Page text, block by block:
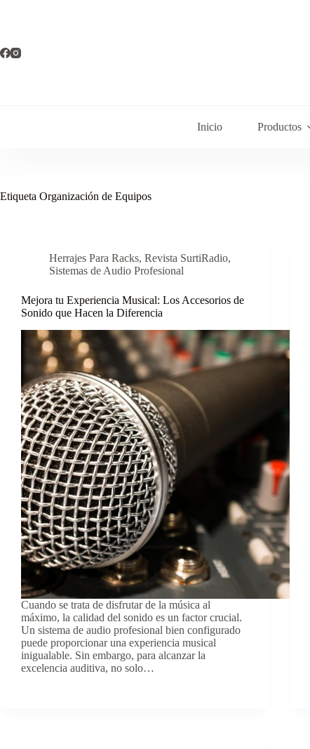
Inicio Productos
Etiqueta Organización de Equipos
Herrajes Para Racks, Revista SurtiRadio,
Sistemas de Audio Profesional
Mejora tu Experiencia Musical: Los Accesorios de
Sonido que Hacen la Diferencia
Cuando se trata de disfrutar de la música al
máximo, la calidad del sonido es un factor crucial.
Un sistema de audio profesional bien configurado
puede proporcionar una experiencia musical
inigualable. Sin embargo, para alcanzar la
excelencia auditiva, no solo…